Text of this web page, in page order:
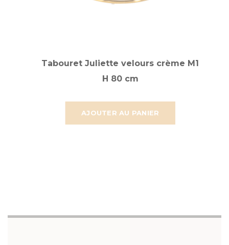
AJOUTER AU PANIER
Tabouret Juliette velours crème M1
H 80 cm